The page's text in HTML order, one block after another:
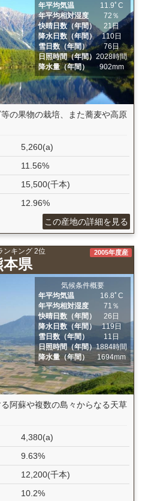
年平均気温
11.9ﾟC
年平均相対湿度
72％
快晴日数（年間）
21日
降水日数（年間）
110日
雪日数（年間）
76日
日照時間（年間）2028時間
降水量（年間）
902mm
の果物の栽培、また蕎麦や高原
5,260(a)
11.56%
15,500(千本)
12.96%
この産地の詳細を見る
ンキング 2位
本県
2005年度産
気候条件概要
年平均気温
16.8ﾟC
年平均相対湿度
71％
快晴日数（年間）
26日
降水日数（年間）
119日
雪日数（年間）
11日
日照時間（年間）1884時間
降水量（年間）
1694mm
阿蘇や複数の島々からなる天草
4,380(a)
9.63%
12,200(千本)
10.2%